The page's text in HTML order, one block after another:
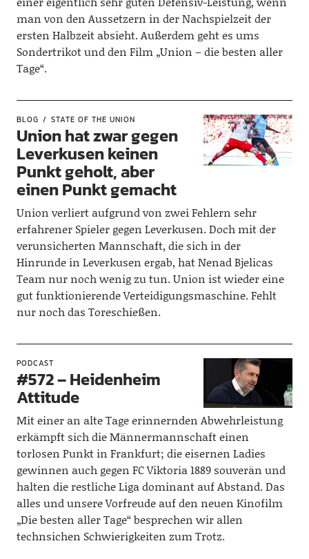
man von den Aussetzern in der Nachspielzeit der
ersten Halbzeit absieht. Außerdem geht es ums
Sondertrikot und den Film „Union – die besten aller
Tage“.
BLOG STATE OF THE UNION
Union hat zwar gegen
Leverkusen keinen
Punkt geholt, aber
einen Punkt gemacht
Union verliert aufgrund von zwei Fehlern sehr
erfahrener Spieler gegen Leverkusen. Doch mit der
verunsicherten Mannschaft, die sich in der
Hinrunde in Leverkusen ergab, hat Nenad Bjelicas
Team nur noch wenig zu tun. Union ist wieder eine
gut funktionierende Verteidigungsmaschine. Fehlt
nur noch das Toreschießen.
PODCAST
#572 – Heidenheim
Attitude
Mit einer an alte Tage erinnernden Abwehrleistung
erkämpft sich die Männermannschaft einen
torlosen Punkt in Frankfurt; die eisernen Ladies
gewinnen auch gegen FC Viktoria 1889 souverän und
halten die restliche Liga dominant auf Abstand. Das
alles und unsere Vorfreude auf den neuen Kinofilm
„Die besten aller Tage“ besprechen wir allen
technsichen Schwierigkeiten zum Trotz.